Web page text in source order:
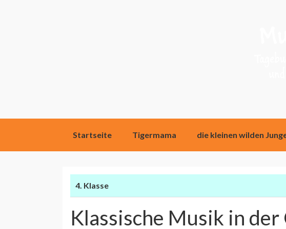
Direkt
Startseite Tigermama die kleinen wilden
4. Klasse
Klassische Musik in der